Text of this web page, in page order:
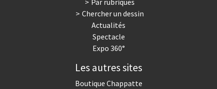
Chercher un dessin
Actualités
Spectacle
Expo 360°
Les autres sites
Boutique Chappatte